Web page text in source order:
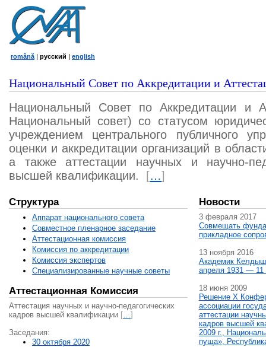
română | русский | english
Национальный Совет по Аккредитации и
Национальный Совет по Аккредитации и
Национальный совет) со статусом
учреждением центрального публичного
оценки и аккредитации организаций в
а также аттестации научных и научно-
высшей квалификации.
[…]
Структура
Аппарат национального совета
Совместное пленарное заседание
Аттестационная комисcия
Комиссия по аккредитации
Комиссия экспертов
Специализированные научные советы
Аттестационная Комиссия
Аттестация научных и научно-педагогических
кадров высшей квалификации […]
Заседания:
30 октября 2020
Новости
3 февраля 2017
Совмещать
прикладное
13 ноября 2016
Академик
апреля 1931 — 11
18 июня 2009
Решение X
ассоциации
аттестации
кадров высшей
2009 г.,
пуща»,